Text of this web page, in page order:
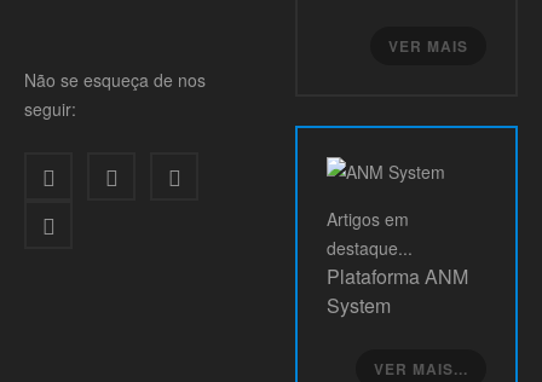
Não se esqueça de nos
seguir:
VER MAIS
Artigos em
destaque...
Plataforma ANM
System
VER MAIS...